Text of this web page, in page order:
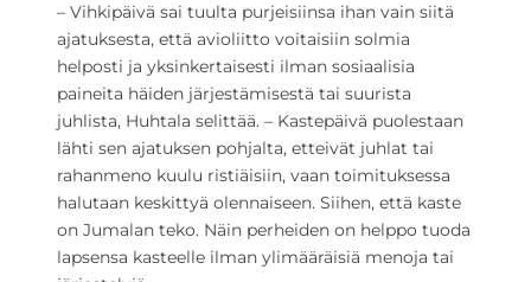
– Vihkipäivä sai tuulta purjeisiinsa ihan vain siitä
ajatuksesta, että avioliitto voitaisiin solmia
helposti ja yksinkertaisesti ilman sosiaalisia
paineita häiden järjestämisestä tai suurista
juhlista, Huhtala selittää. – Kastepäivä puolestaan
lähti sen ajatuksen pohjalta, etteivät juhlat tai
rahanmeno kuulu ristiäisiin, vaan toimituksessa
halutaan keskittyä olennaiseen. Siihen, että kaste
on Jumalan teko. Näin perheiden on helppo tuoda
lapsensa kasteelle ilman ylimääräisiä menoja tai